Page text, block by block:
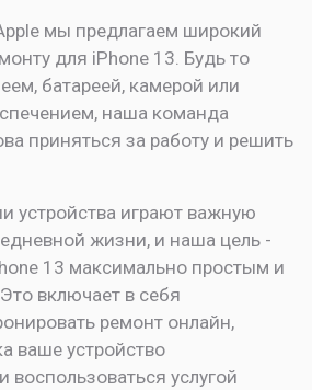
мы предлагаем широкий
для iPhone 13. Будь то
батареей, камерой или
наша команда
приняться за работу и решить
устройства играют важную
жизни, и наша цель -
13 максимально простым и
включает в себя
ремонт онлайн,
ваше устройство
воспользоваться услугой